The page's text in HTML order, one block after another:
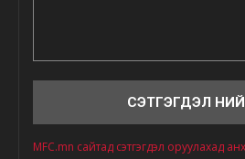
MFC.mn сайтад сэтгэгдэл оруулахад